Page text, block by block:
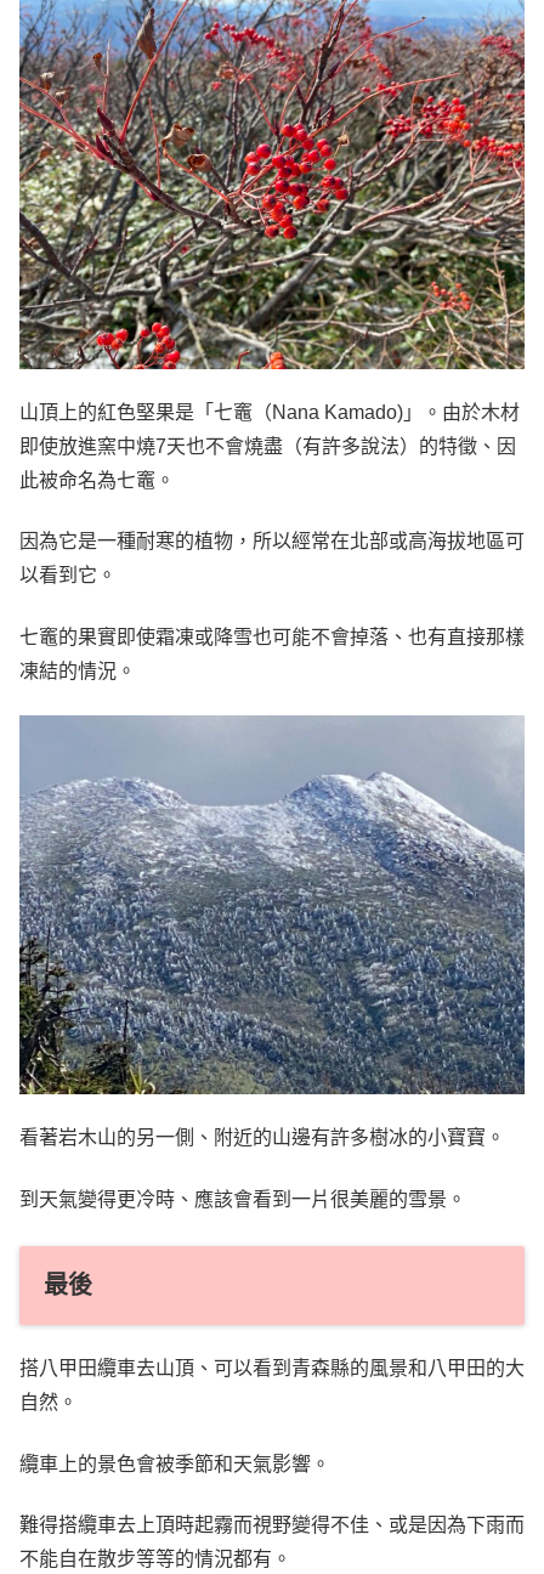
山頂上的紅色堅果是「七竈（Nana Kamado)」。由於木材
即使放進窯中燒7天也不會燒盡（有許多說法）的特徵、因
此被命名為七竈。
因為它是一種耐寒的植物，所以經常在北部或高海拔地區可
以看到它。
七竈的果實即使霜凍或降雪也可能不會掉落、也有直接那樣
凍結的情況。
看著岩木山的另一側、附近的山邊有許多樹冰的小寶寶。
到天氣變得更冷時、應該會看到一片很美麗的雪景。
最後
搭八甲田纜車去山頂、可以看到青森縣的風景和八甲田的大
自然。
纜車上的景色會被季節和天氣影響。
難得搭纜車去上頂時起霧而視野變得不佳、或是因為下雨而
不能自在散步等等的情況都有。